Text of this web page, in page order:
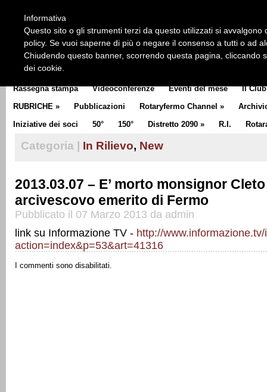
CLUB COMMUNICATOR
Rassegna stampa Videoconferenze Eventi del mese Il Club
RUBRICHE » Pubblicazioni Rotaryfermo Channel »
Iniziative dei soci
50° 150° Distretto 2090 » R.I.
Categoria | In Rilievo, New
2013.03.07 – E’ morto monsignor
arcivescovo emerito di Fermo
Pubblicato il 07 Marzo 2013 da admin
link su Informazione TV - http://
action=index&p=53&art=41316
I commenti sono disabilitati.
Informativa
Questo sito o gli strumenti terzi da questo utilizzati si
policy. Se vuoi saperne di più o negare il consenso a tutti o ad
Chiudendo questo banner, scorrendo questa pagina, cliccando
dei cookie.